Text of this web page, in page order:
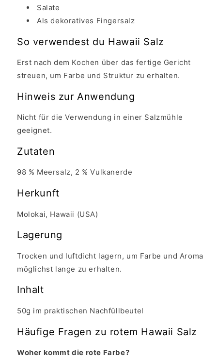
Salate
Als dekoratives Fingersalz
So verwendest du Hawaii Salz
Erst nach dem Kochen über das fertige Gericht
streuen, um Farbe und Struktur zu erhalten.
Hinweis zur Anwendung
Nicht für die Verwendung in einer Salzmühle
geeignet.
Zutaten
98 % Meersalz, 2 % Vulkanerde
Herkunft
Molokai, Hawaii (USA)
Lagerung
Trocken und luftdicht lagern, um Farbe und Aroma
möglichst lange zu erhalten.
Inhalt
50g im praktischen Nachfüllbeutel
Häufige Fragen zu rotem Hawaii Salz
Woher kommt die rote Farbe?